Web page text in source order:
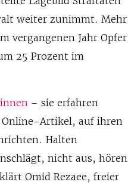
weiter zunimmt. Mehr
vergangenen Jahr Opfer
25 Prozent im
– sie erfahren
Online-Artikel, auf ihren
Halten
nicht aus, hören
Omid Rezaee, freier